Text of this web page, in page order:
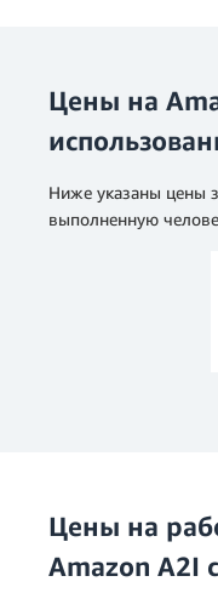
Цены на
Ниже указаны цены
выполненную
Цены на
Amazon A2I